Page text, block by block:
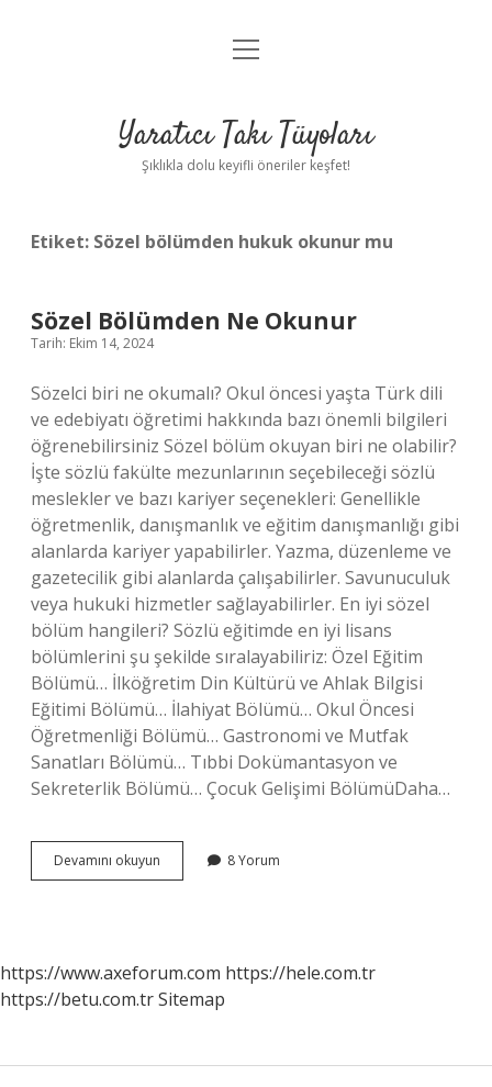
Anasayfa
Yasal Uyarı
menüyü
Yaratıcı Takı Tüyoları
Şıklıkla dolu keyifli öneriler keşfet!
Etiket: Sözel bölümden hukuk okunur mu
Sözel Bölümden Ne Okunur
Tarih: Ekim 14, 2024
Sözelci biri ne okumalı? Okul öncesi yaşta Türk dili
ve edebiyatı öğretimi hakkında bazı önemli bilgileri
öğrenebilirsiniz Sözel bölüm okuyan biri ne olabilir?
İşte sözlü fakülte mezunlarının seçebileceği sözlü
meslekler ve bazı kariyer seçenekleri: Genellikle
öğretmenlik, danışmanlık ve eğitim danışmanlığı gibi
alanlarda kariyer yapabilirler. Yazma, düzenleme ve
gazetecilik gibi alanlarda çalışabilirler. Savunuculuk
veya hukuki hizmetler sağlayabilirler. En iyi sözel
bölüm hangileri? Sözlü eğitimde en iyi lisans
bölümlerini şu şekilde sıralayabiliriz: Özel Eğitim
Bölümü… İlköğretim Din Kültürü ve Ahlak Bilgisi
Eğitimi Bölümü… İlahiyat Bölümü… Okul Öncesi
Öğretmenliği Bölümü… Gastronomi ve Mutfak
Sanatları Bölümü… Tıbbi Dokümantasyon ve
Sekreterlik Bölümü… Çocuk Gelişimi BölümüDaha…
Devamını okuyun
Bölümden
8 Yorum
https://www.axeforum.com https://hele.com.tr
https://betu.com.trSitemap